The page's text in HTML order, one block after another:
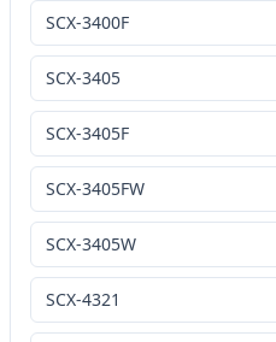
SCX-3400F
SCX-3405
SCX-3405F
SCX-3405FW
SCX-3405W
SCX-4321